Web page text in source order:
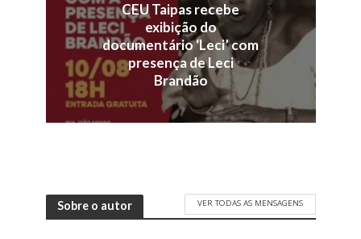
CEU Taipas recebe
exibição do
documentário ‘Leci’ com
presença de Leci
Brandão
Sobre o autor VER TODAS AS MENSAGENS